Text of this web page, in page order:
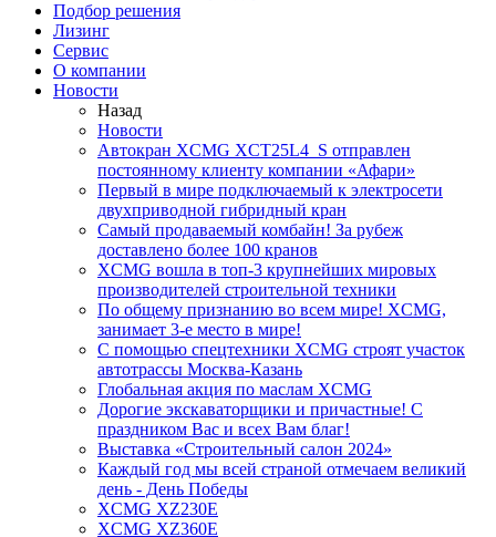
Подбор решения
Лизинг
Сервис
О компании
Новости
Назад
Новости
Автокран XCMG XCT25L4_S отправлен
постоянному клиенту компании «Афари»
Первый в мире подключаемый к электросети
двухприводной гибридный кран
Самый продаваемый комбайн! За рубеж
доставлено более 100 кранов
XCMG вошла в топ-3 крупнейших мировых
производителей строительной техники
По общему признанию во всем мире! XCMG,
занимает 3-е место в мире!
С помощью спецтехники XCMG строят участок
автотрассы Москва-Казань
Глобальная акция по маслам XCMG
Дорогие экскаваторщики и причастные! С
праздником Вас и всех Вам благ!
Выставка «Строительный салон 2024»
Каждый год мы всей страной отмечаем великий
день - День Победы
XCMG XZ230E
XCMG XZ360E